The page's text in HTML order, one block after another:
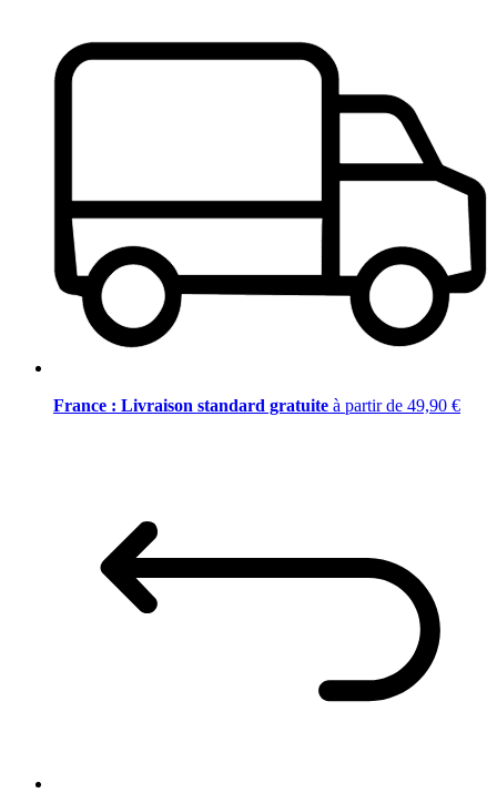
France : Livraison standard gratuite à partir de 49,90 €